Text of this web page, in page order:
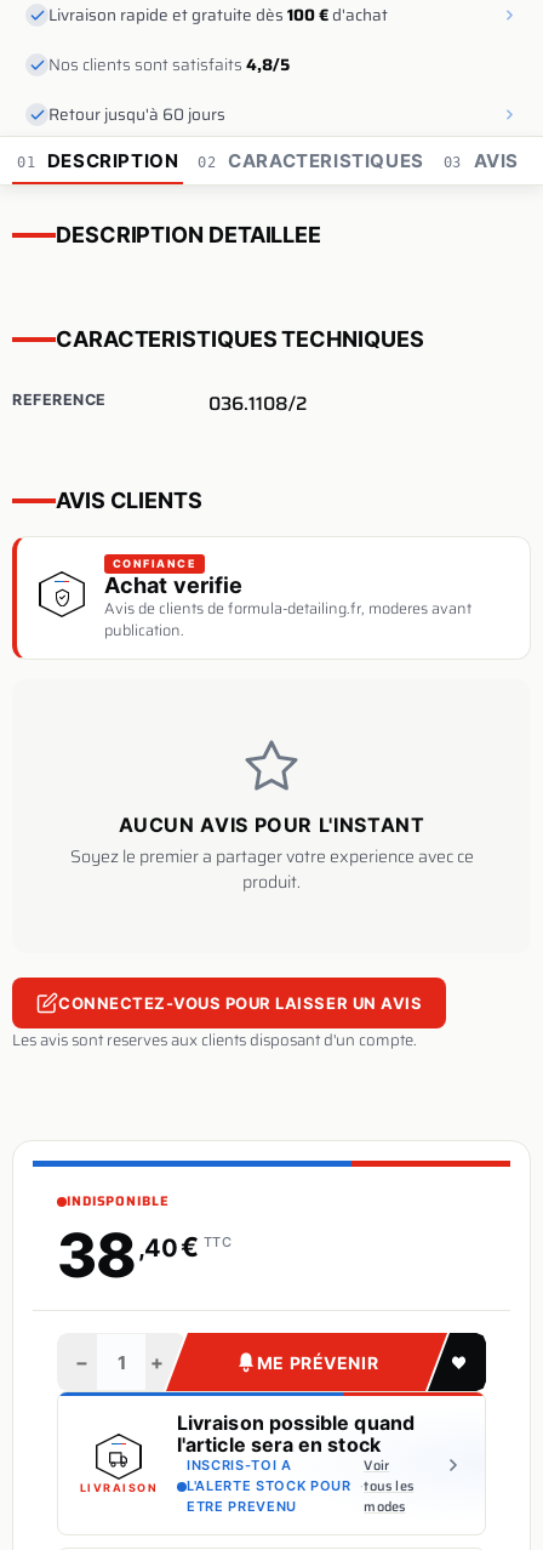
Livraison rapide et gratuite dès100 €d'achat
Nos clients sont satisfaits4,8/5
Retour jusqu'à 60 jours
01 DESCRIPTION 02 CARACTERISTIQUES 03 AVIS
DESCRIPTION DETAILLEE
CARACTERISTIQUES TECHNIQUES
REFERENCE 036.1108/2
AVIS CLIENTS
CONFIANCE
Achat verifie
Avis de clients de formula-detailing.fr, moderes avant
publication.
AUCUN AVIS POUR L'INSTANT
Soyez le premier a partager votre experience avec ce
produit.
CONNECTEZ-VOUS POUR LAISSER UN AVIS
Les avis sont reserves aux clients disposant d'un compte.
INDISPONIBLE
38,40€ TTC
− + ME PRÉVENIR
LIVRAISON
Livraison possible quand
l'article sera en stock
INSCRIS-TOI A
L'ALERTE STOCK POUR
ETRE PREVENU
·
Voir
tous les
modes